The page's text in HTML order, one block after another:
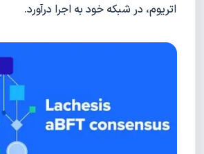
اتریوم، در شبکه خود به اجرا درآورد.